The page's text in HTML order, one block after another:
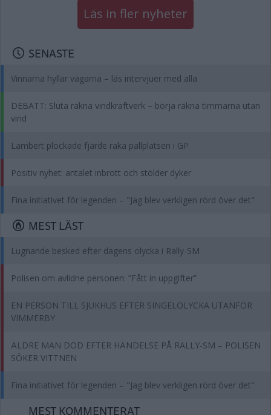
Läs in fler nyheter
SENASTE
Vinnarna hyllar vägarna – läs intervjuer med alla
DEBATT: Sluta räkna vindkraftverk – börja räkna timmarna utan
vind
Lambert plockade fjärde raka pallplatsen i GP
Positiv nyhet: antalet inbrott och stölder dyker
Fina initiativet för legenden – "Jag blev verkligen rörd över det"
MEST LÄST
Lugnande besked efter dagens olycka i Rally-SM
Polisen om avlidne personen: ”Fått in uppgifter”
EN PERSON TILL SJUKHUS EFTER SINGELOLYCKA UTANFÖR
VIMMERBY
ÄLDRE MAN DÖD EFTER HÄNDELSE PÅ RALLY-SM – POLISEN
SÖKER VITTNEN
Fina initiativet för legenden – "Jag blev verkligen rörd över det"
MEST KOMMENTERAT